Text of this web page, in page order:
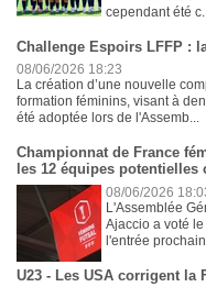
cependant été c...
Challenge Espoirs LFFP :
08/06/2026 18:23
La création d’une nouvelle
formation féminins, visant à
été adoptée lors de l'Assemb...
Championnat de France
les 12 équipes potentielles
08/06/2026
L'Assemblée
Ajaccio a voté
l'entrée
U23 - Les USA corrigent la